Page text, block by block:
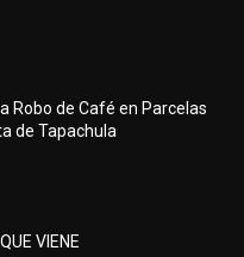
Robo de Café en Parcelas
de Tapachula
VIENE